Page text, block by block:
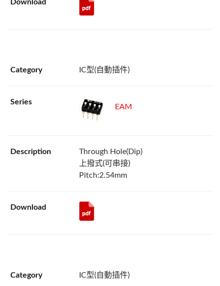
IC型(自動插件)
EAM
Through Hole(Dip)
上撥式(可串接)
Pitch:2.54mm
IC型(自動插件)